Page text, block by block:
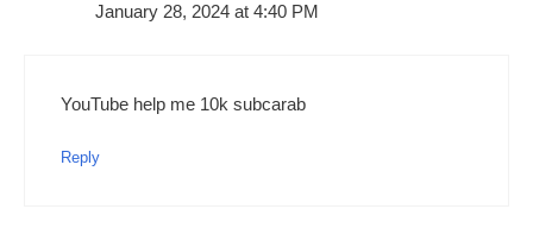
January 28, 2024 at 4:40 PM
YouTube help me 10k subcarab
Reply